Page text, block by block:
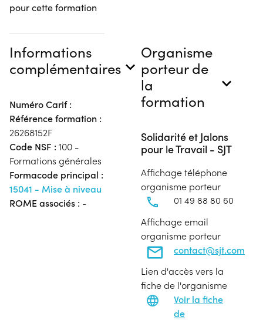
pour cette formation
Informations
complémentaires
Numéro Carif :
Référence formation :
26268152F
Code NSF : 100 -
Formations générales
Formacode principal :
15041 - Mise à niveau
ROME associés : -
Organisme
porteur de
la
formation
Solidarité et Jalons
pour le Travail - SJT
Affichage téléphone
organisme porteur
01 49 88 80 60
Affichage email
organisme porteur
contact@sjt.com
Lien d'accès vers la
fiche de l'organisme
Voir la fiche
de